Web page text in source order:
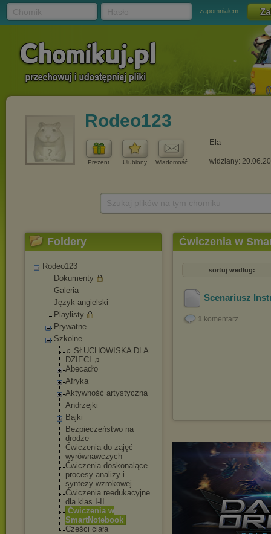
zapomniałem
Rodeo123
Prezent Ulubiony Wiadomość
Ela
widziany:
Foldery
Rodeo123
Dokumenty
Galeria
Język angielski
Playlisty
Prywatne
Szkolne
♫ SŁUCHOWISKA DLA
DZIECI ♫
Abecadło
Afryka
Aktywność artystyczna
Andrzejki
Bajki
Bezpieczeństwo na
drodze
Ćwiczenia do zajęć
wyrównawczych
Ćwiczenia doskonalące
procesy analizy i
syntezy wzrokowej
Ćwiczenia reedukacyjne
dla klas I-II
Ćwiczenia w
SmartNotebook
Części ciała
Ćwiczenia w
sortuj według:
Scenariusz
1 komentarz